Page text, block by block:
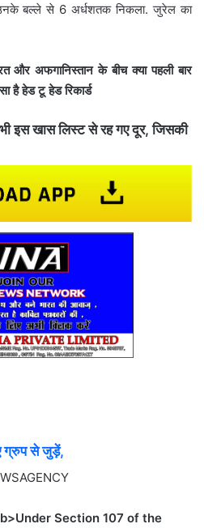
बल्ले से 6 अर्धशतक निकला. जुरेल का
अफगानिस्तान के बीच क्या पहली बार
है हेड टू हेड रिकार्ड
इस खास लिस्ट से रह गए दूर, जिसकी
ग्रुप से जुड़ें,
Section 107 of the